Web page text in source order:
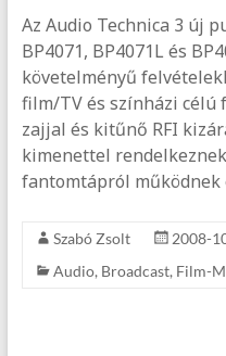
Az Audio Technica 3 új
BP4071, BP4071L és
követelményű
film/TV és színházi célú
zajjal és kitűnő RFI
kimenettel
fantomtápról működnek
Szabó Zsolt
2008-
Audio, Broadcast, Film-